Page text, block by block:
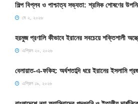
শিল্প বিপ্লব ও পাশ্চাত্য সভ্যতা: শ্রমিক শোষণের
মে ২, ২০২৬
হরমুজ প্রণালি কীভাবে ইরানের সবচেয়ে শক্তিশালী
এপ্রিল ২০, ২০২৬
বেলায়াত-এ-ফকিহ: অর্ধশতাব্দি ধরে ইরানের ইসলামি
এপ্রিল ১৯, ২০২৬